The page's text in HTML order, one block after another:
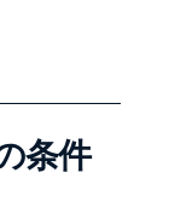
条件